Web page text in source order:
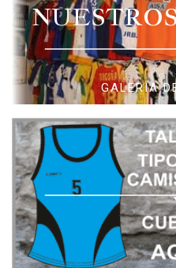
GALERIA